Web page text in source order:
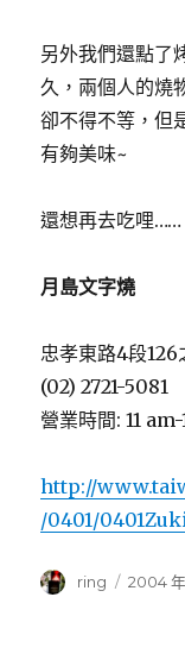
另外我們還點了
久，兩個人的燒
卻不得不等，但
有夠美味~
還想再去吃哩……
月島文字燒
忠孝東路4段126
(02) 2721-5081
營業時間: 11
http://
/0401/
作
ring
發
2004